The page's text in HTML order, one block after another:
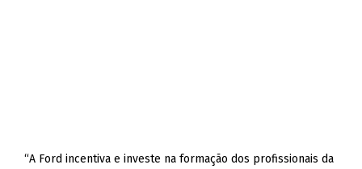
“A Ford incentiva e investe na formação dos profissionais da